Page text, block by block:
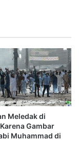
Meledak di
Gambar
Muhammad di